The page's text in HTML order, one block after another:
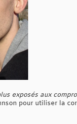
exposés aux
pour utiliser la